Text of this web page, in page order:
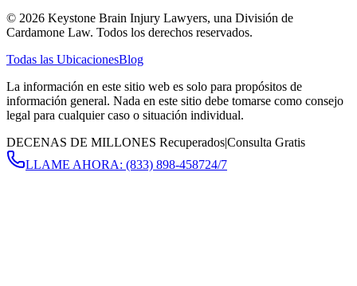
© 2026 Keystone Brain Injury Lawyers, una División de
Cardamone Law. Todos los derechos reservados.
Todas las UbicacionesBlog
La información en este sitio web es solo para propósitos de
información general. Nada en este sitio debe tomarse como consejo
legal para cualquier caso o situación individual.
DECENAS DE MILLONES Recuperados|Consulta Gratis
LLAME AHORA: (833) 898-458724/7